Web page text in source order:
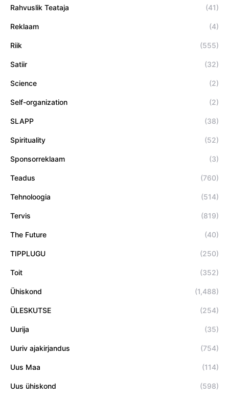
Rahvuslik Teataja (41)
Reklaam (4)
Riik (555)
Satiir (32)
Science (2)
Self-organization (2)
SLAPP (38)
Spirituality (52)
Sponsorreklaam (3)
Teadus (760)
Tehnoloogia (514)
Tervis (819)
The Future (40)
TIPPLUGU (250)
Toit (352)
Ühiskond (1,488)
ÜLESKUTSE (254)
Uurija (35)
Uuriv ajakirjandus (754)
Uus Maa (114)
Uus ühiskond (598)